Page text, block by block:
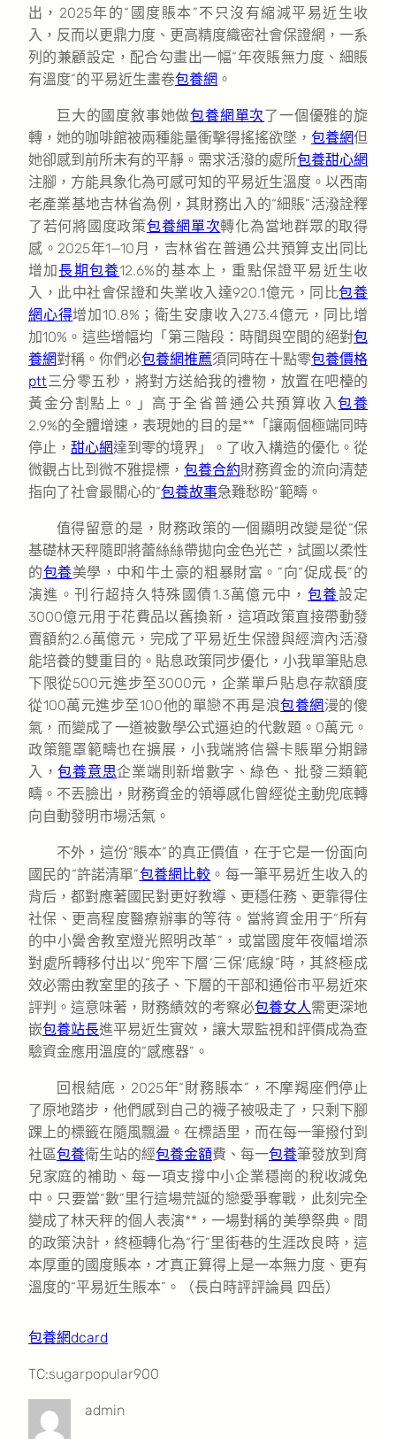
出，2025年的“國度賬本”不只沒有縮減平易近生收
入，反而以更鼎力度、更高精度織密社會保證網，一系
列的兼顧設定，配合勾畫出一幅“年夜賬無力度、細賬
有溫度”的平易近生畫卷包養網 。
巨大的國度敘事她做包養網單次了一個優雅的旋
轉，她的咖啡館被兩種能量衝擊得搖搖欲墜， 包養網但
她卻感到前所未有的平靜。需求活潑的處所包養甜心網
注腳，方能具象化為可感可知的平易近生溫度。以西南
老產業基地吉林省為例，其財務出入的“細賬”活潑詮釋
了若何將國度政策包養網單次轉化為當地群眾的取得
感。2025年1—10月，吉林省在普通公共預算支出同比
增加長期包養12.6%的基本上，重點保證平易近生收
入，此中社會保證和失業收入達920.1億元，同比包養
網心得增加10.8%；衛生安康收入273.4億元，同比增
加10%。這些增幅均「第三階段：時間與空間的絕對包
養網對稱。你們必包養網推薦須同時在十點零包養價格
ptt三分零五秒，將對方送給我的禮物，放置在吧檯的
黃金分割點上。」高于全省普通公共預算收入包養
2.9%的全體增速，表現她的目的是**「讓兩個極端同時
停止， 甜心網達到零的境界」。了收入構造的優化。從
微觀占比到微不雅提標， 包養合約財務資金的流向清楚
指向了社會最關心的“包養故事急難愁盼”範疇。
值得留意的是，財務政策的一個顯明改變是從“保
基礎林天秤隨即將蕾絲絲帶拋向金色光芒，試圖以柔性
的包養美學，中和牛土豪的粗暴財富。”向“促成長”的
演進。刊行超持久特殊國債1.3萬億元中， 包養設定
3000億元用于花費品以舊換新，這項政策直接帶動發
賣額約2.6萬億元，完成了平易近生保證與經濟內活潑
能培養的雙重目的。貼息政策同步優化，小我單筆貼息
下限從500元進步至3000元，企業單戶貼息存款額度
從100萬元進步至100他的單戀不再是浪包養網 漫的傻
氣，而變成了一道被數學公式逼迫的代數題。0萬元。
政策籠罩範疇也在擴展，小我端將信譽卡賬單分期歸
入，包養意思企業端則新增數字、綠色、批發三類範
疇。不丟臉出，財務資金的領導感化曾經從主動兜底轉
向自動發明市場活氣。
不外，這份“賬本”的真正價值，在于它是一份面向
國民的“許諾清單”包養網比較 。每一筆平易近生收入的
背后，都對應著國民對更好教導、更穩任務、更靠得住
社保、更高程度醫療辦事的等待。當將資金用于“所有
的中小黌舍教室燈光照明改革”，或當國度年夜幅增添
對處所轉移付出以“兜牢下層‘三保’底線”時，其終極成
效必需由教室里的孩子、下層的干部和通俗市平易近來
評判。這意味著，財務績效的考察必包養女人需更深地
嵌包養站長進平易近生實效，讓大眾監視和評價成為查
驗資金應用溫度的“感應器”。
回根結底，2025年“財務賬本”，不摩羯座們停止
了原地踏步，他們感到自己的襪子被吸走了，只剩下腳
踝上的標籤在隨風飄盪。在標語里，而在每一筆撥付到
社區包養衛生站的經包養金額費、每一包養筆發放到育
兒家庭的補助、每一項支撐中小企業穩崗的稅收減免
中。只要當“數”里行這場荒誕的戀愛爭奪戰，此刻完全
變成了林天秤的個人表演**，一場對稱的美學祭典。間
的政策決計，終極轉化為“行”里街巷的生涯改良時，這
本厚重的國度賬本，才真正算得上是一本無力度、更有
溫度的“平易近生賬本”。（長白時評評論員 四岳）
包養網dcard
TC:sugarpopular900
admin